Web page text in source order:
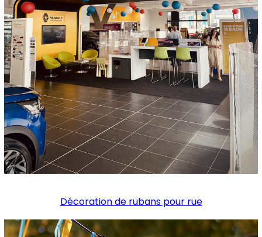
Décoration de rubans pour rue